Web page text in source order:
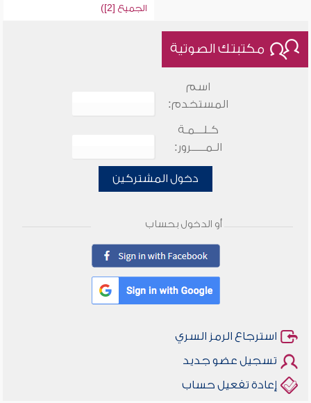
الجميع [2])
مكتبتك الصوتية
اسم
المستخدم:
كـلـــمـة
الـمـــــرور:
دخول المشتركين
أو الدخول بحساب
استرجاع الرمز السري
تسجيل عضو جديد
إعادة تفعيل حساب